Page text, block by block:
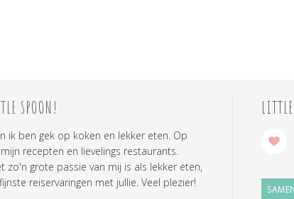
SPOON!
ik ben gek op koken en lekker eten. Op
recepten en lievelings restaurants.
zo'n grote passie van mij is als lekker eten,
reiservaringen met jullie. Veel plezier!